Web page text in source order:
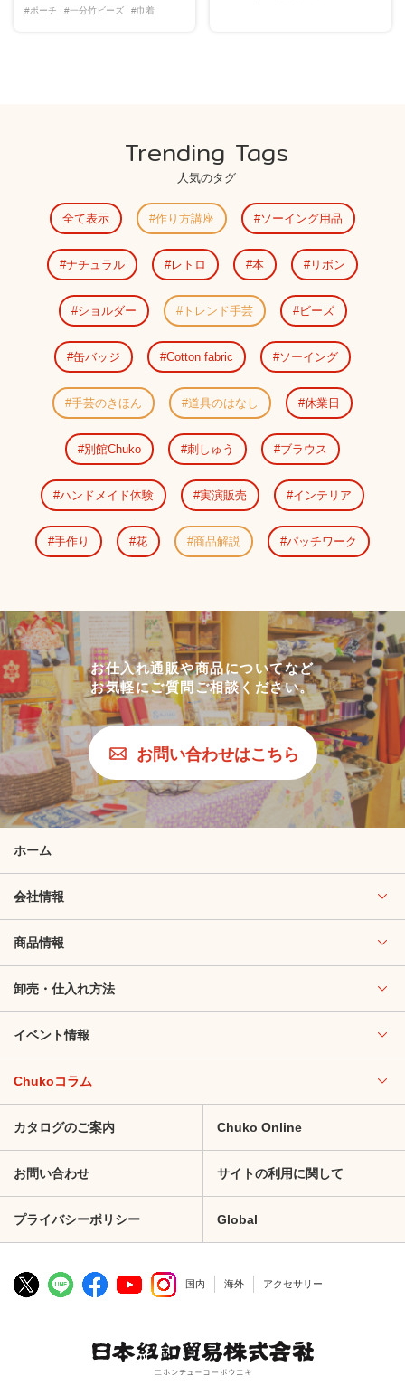
#ポーチ #一分竹ビーズ #巾着
Trending Tags
人気のタグ
全て表示 作り方講座 ソーイング用品
ナチュラル レトロ 本 リボン
ショルダー トレンド手芸 ビーズ
缶バッジ Cotton fabric ソーイング
手芸のきほん 道具のはなし 休業日
別館Chuko 刺しゅう ブラウス
ハンドメイド体験 実演販売 インテリア
手作り 花 商品解説 パッチワーク
お仕入れ通販や商品についてなど
お気軽にご質問ご相談ください。
お問い合わせはこちら
ホーム
会社情報
商品情報
卸売・仕入れ方法
イベント情報
Chukoコラム
カタログのご案内 Chuko Online
お問い合わせ サイトの利用に関して
プライバシーポリシー Global
国内 海外 アクセサリー